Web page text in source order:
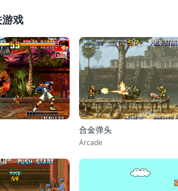
戏
合金弹头
Arcade